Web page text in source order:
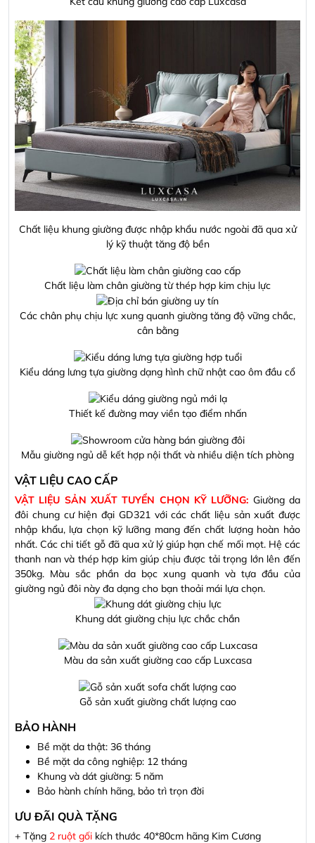
Chất liệu khung giường được nhập khẩu nước ngoài đã qua xử
lý kỹ thuật tăng độ bền
Chất liệu làm chân giường từ thép hợp kim chịu lực
Các chân phụ chịu lực xung quanh giường tăng độ vững chắc,
cân bằng
Kiểu dáng lưng tựa giường dạng hình chữ nhật cao ôm đầu cổ
Thiết kế đường may viền tạo điểm nhấn
Mẫu giường ngủ dễ kết hợp nội thất và nhiều diện tích phòng
VẬT LIỆU CAO CẤP
VẬT LIỆU SẢN XUẤT TUYỂN CHỌN KỸ LƯỠNG: Giường da
đôi chung cư hiện đại GD321 với các chất liệu sản xuất được
nhập khẩu, lựa chọn kỹ lưỡng mang đến chất lượng hoàn hảo
nhất. Các chi tiết gỗ đã qua xử lý giúp hạn chế mối mọt. Hệ các
thanh nan và thép hợp kim giúp chịu được tải trọng lớn lên đến
350kg. Màu sắc phần da bọc xung quanh và tựa đầu của
giường ngủ đôi này đa dạng cho bạn thoải mái lựa chọn.
Khung dát giường chịu lực chắc chắn
Màu da sản xuất giường cao cấp Luxcasa
Gỗ sản xuất giường chất lượng cao
BẢO HÀNH
Bề mặt da thật: 36 tháng
Bề mặt da công nghiệp: 12 tháng
Khung và dát giường: 5 năm
Bảo hành chính hãng, bảo trì trọn đời
ƯU ĐÃI QUÀ TẶNG
+ Tặng 2 ruột gối kích thước 40*80cm hãng Kim Cương